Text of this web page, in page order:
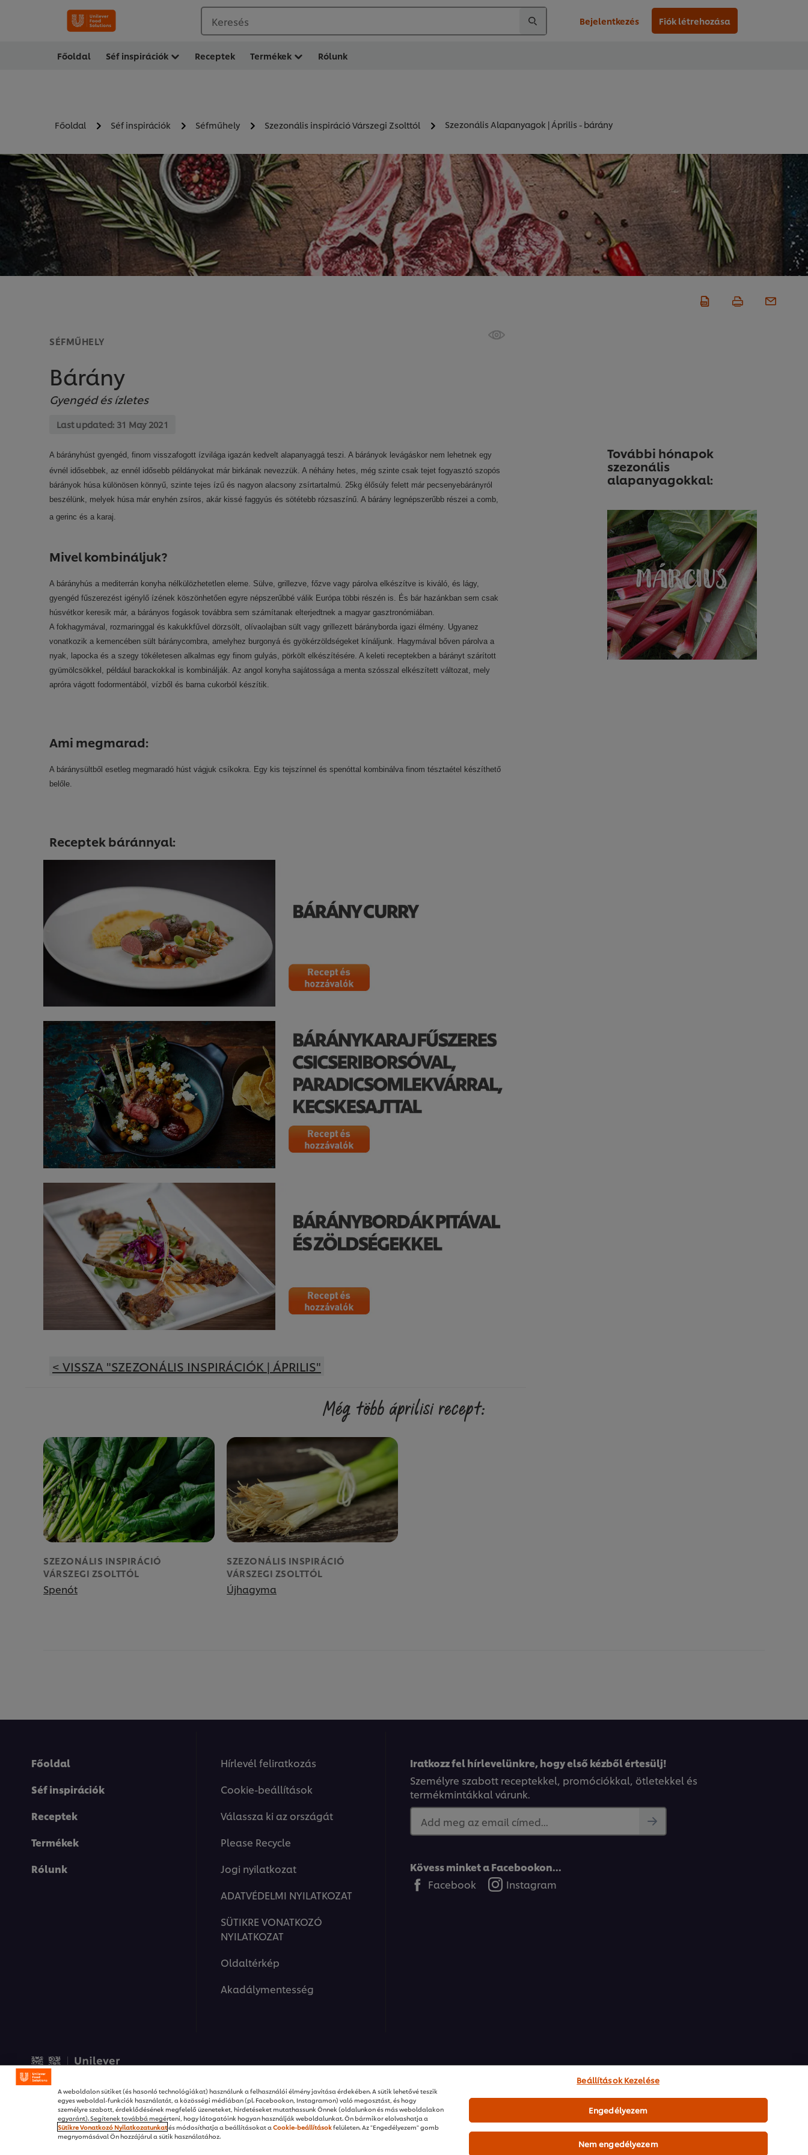
Keresés Bejelentkezés Fiók létrehozása
Főoldal Séf inspirációk Receptek Termékek Rólunk
Főoldal Séf inspirációk Séfműhely Szezonális inspiráció Várszegi Zsolttól Szezonális Alapanyagok | Április - bárány
SÉFMŰHELY
Bárány
Gyengéd és ízletes
Last updated: 31 May 2021
A bárányhúst gyengéd, finom visszafogott ízvilága igazán kedvelt alapanyaggá teszi. A bárányok levágáskor nem lehetnek egy
évnél idősebbek, az ennél idősebb példányokat már birkának nevezzük. A néhány hetes, még szinte csak tejet fogyasztó szopós
bárányok húsa különösen könnyű, szinte tejes ízű és nagyon alacsony zsírtartalmú. 25kg élősúly felett már pecsenyebárányról
beszélünk, melyek húsa már enyhén zsíros, akár kissé faggyús és sötétebb rózsaszínű. A bárány legnépszerűbb részei a comb,
a gerinc és a karaj.
Mivel kombináljuk?
A bárányhús a mediterrán konyha nélkülözhetetlen eleme. Sülve, grillezve, főzve vagy párolva elkészítve is kiváló, és lágy,
gyengéd fűszerezést igénylő ízének köszönhetően egyre népszerűbbé válik Európa többi részén is. És bár hazánkban sem csak
húsvétkor keresik már, a bárányos fogások továbbra sem számítanak elterjedtnek a magyar gasztronómiában.
A fokhagymával, rozmaringgal és kakukkfűvel dörzsölt, olívaolajban sült vagy grillezett bárányborda igazi élmény. Ugyanez
vonatkozik a kemencében sült báránycombra, amelyhez burgonyá és gyökérzöldségeket kínáljunk. Hagymával bőven párolva a
nyak, lapocka és a szegy tökéletesen alkalmas egy finom gulyás, pörkölt elkészítésére. A keleti receptekben a bárányt szárított
gyümölcsökkel, például barackokkal is kombinálják. Az angol konyha sajátossága a menta szósszal elkészített változat, mely
apróra vágott fodormentából, vízből és barna cukorból készítik.
Ami megmarad:
A báránysültből esetleg megmaradó húst vágjuk csíkokra. Egy kis tejszínnel és spenóttal kombinálva finom tésztaétel készíthető
belőle.
Receptek báránnyal:
< VISSZA "SZEZONÁLIS INSPIRÁCIÓK | ÁPRILIS"
További hónapok
szezonális
alapanyagokkal:
Még több áprilisi recept:
SZEZONÁLIS INSPIRÁCIÓ
VÁRSZEGI ZSOLTTÓL
Spenót
SZEZONÁLIS INSPIRÁCIÓ
VÁRSZEGI ZSOLTTÓL
Újhagyma
Főoldal
Séf inspirációk
Receptek
Termékek
Rólunk
Hírlevél feliratkozás
Cookie-beállítások
Válassza ki az országát
Please Recycle
Jogi nyilatkozat
ADATVÉDELMI NYILATKOZAT
SÜTIKRE VONATKOZÓ
NYILATKOZAT
Oldaltérkép
Akadálymentesség
Iratkozz fel hírlevelünkre, hogy első kézből értesülj!
Személyre szabott receptekkel, promóciókkal, ötletekkel és
termékmintákkal várunk.
Add meg az email címed...
Kövess minket a Facebookon...
Facebook
Instagram
A weboldalon sütiket (és hasonló technológiákat) használunk a felhasználói élmény javítása érdekében. A sütik lehetővé teszik
egyes weboldal-funkciók használatát, a közösségi médiában (pl. Facebookon, Instagramon) való megosztást, és hogy
személyre szabott, érdeklődésének megfelelő üzeneteket, hirdetéseket mutathassunk Önnek (oldalunkon és más weboldalakon
egyaránt). Segítenek továbbá megérteni, hogy látogatóink hogyan használják weboldalunkat. Ön bármikor elolvashatja a
Sütikre Vonatkozó Nyilatkozatunkatés módosíthatja a beállításokat a Cookie-beállításokfelületen. Az "Engedélyezem" gomb
megnyomásával Ön hozzájárul a sütik használatához.
Beállítások Kezelése
Nem engedélyezem
Engedélyezem